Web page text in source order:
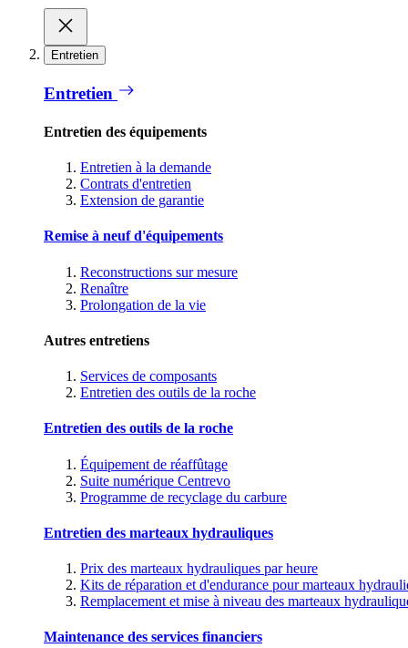
Entretien
Entretien
Entretien des équipements
Entretien à la demande
Contrats d'entretien
Extension de garantie
Remise à neuf d'équipements
Reconstructions sur mesure
Renaître
Prolongation de la vie
Autres entretiens
Services de composants
Entretien des outils de la roche
Entretien des outils de la roche
Équipement de réaffûtage
Suite numérique Centrevo
Programme de recyclage du carbure
Entretien des marteaux hydrauliques
Prix des marteaux hydrauliques par heure
Kits de réparation et d'endurance pour marteaux
Remplacement et mise à niveau des marteaux
Maintenance des services financiers